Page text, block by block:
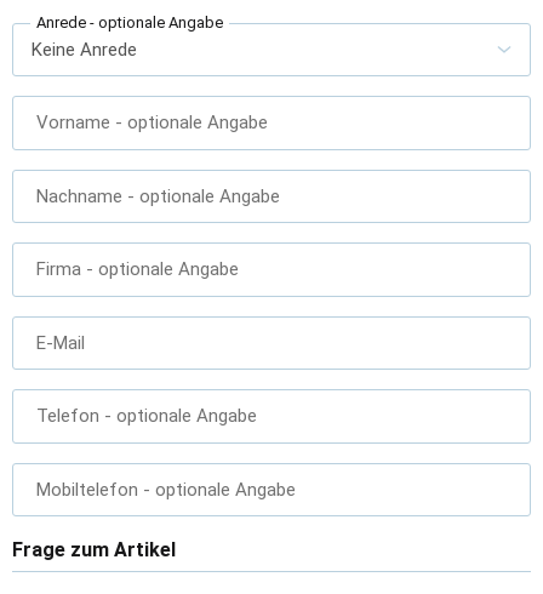
Anrede - optionale Angabe
Vorname - optionale Angabe
Nachname - optionale Angabe
Firma - optionale Angabe
E-Mail
Telefon - optionale Angabe
Mobiltelefon - optionale Angabe
Frage zum Artikel